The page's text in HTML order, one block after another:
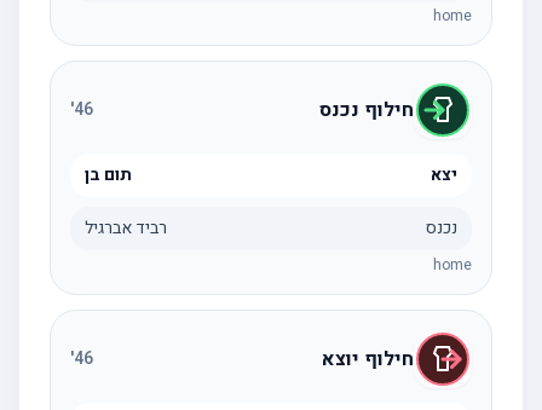
home
חילוף נכנס 46
'
יצא תום בן
נכנס רביד אברגיל
home
חילוף יוצא 46
'